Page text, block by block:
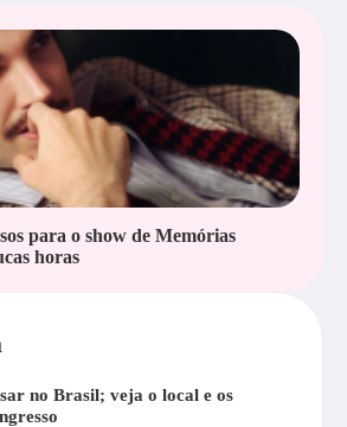
para o show de Memórias
horas
no Brasil; veja o local e os